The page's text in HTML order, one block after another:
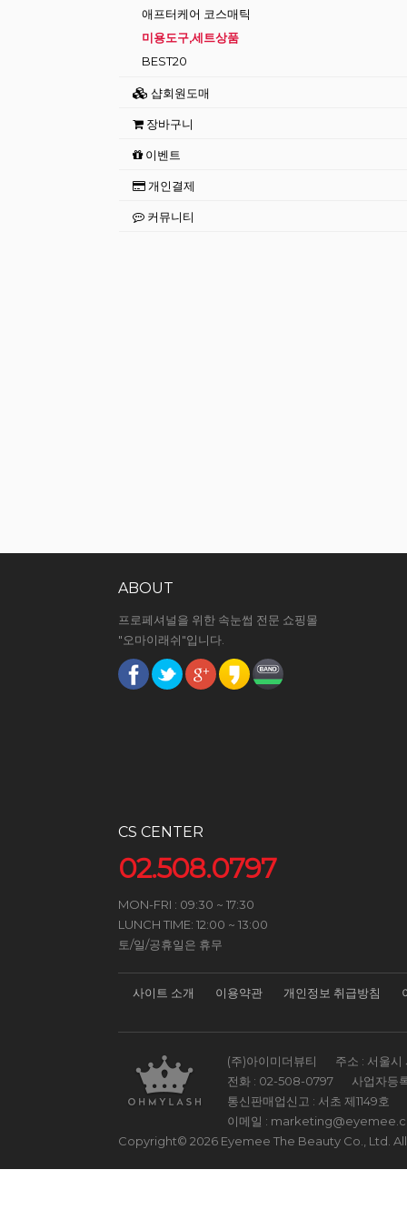
애프터케어 코스매틱
미용도구,세트상품
BEST20
샵회원도매
장바구니
이벤트
개인결제
커뮤니티
ABOUT
프로페셔널을 위한 속눈썹 전문 쇼핑몰
"오마이래쉬"입니다.
CS CENTER
02.508.0797
MON-FRI : 09:30 ~ 17:30
LUNCH TIME: 12:00 ~ 13:00
토/일/공휴일은 휴무
사이트 소개 이용약관 개인정보 취급방침
(주)아이미더뷰티
주소 : 서울시
전화 : 02-508-0797
사업자등
통신판매업신고 : 서초 제1149호
이메일 :
Copyright© 2026 Eyemee The Beauty Co., Ltd.